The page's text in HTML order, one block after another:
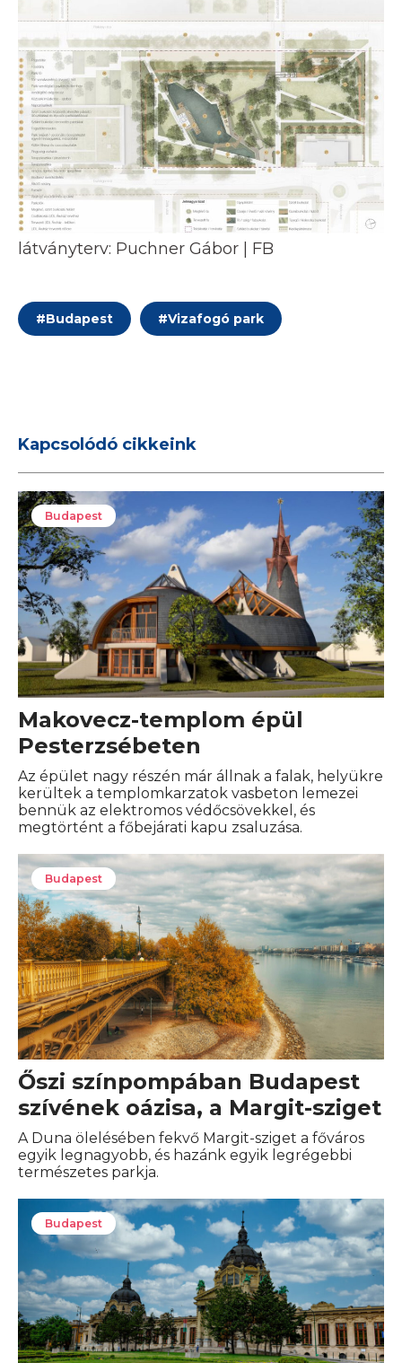
látványterv: Puchner Gábor | FB
#Budapest #Vizafogó park
Kapcsolódó cikkeink
Budapest
Makovecz-templom épül
Pesterzsébeten
Az épület nagy részén már állnak a falak, helyükre
kerültek a templomkarzatok vasbeton lemezei
bennük az elektromos védőcsövekkel, és
megtörtént a főbejárati kapu zsaluzása.
Budapest
Őszi színpompában Budapest
szívének oázisa, a Margit-sziget
A Duna ölelésében fekvő Margit-sziget a főváros
egyik legnagyobb, és hazánk egyik legrégebbi
természetes parkja.
Budapest